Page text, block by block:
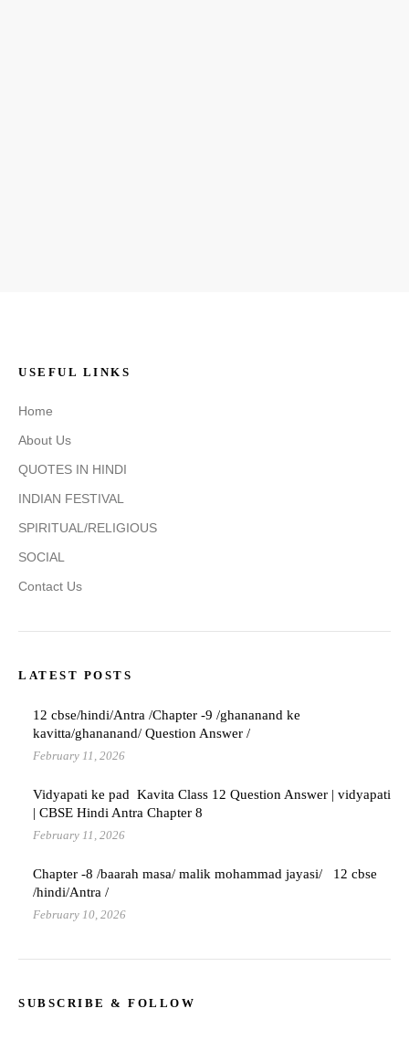
USEFUL LINKS
Home
About Us
QUOTES IN HINDI
INDIAN FESTIVAL
SPIRITUAL/RELIGIOUS
SOCIAL
Contact Us
LATEST POSTS
12 cbse/hindi/Antra /Chapter -9 /ghananand ke
kavitta/ghananand/ Question Answer /
February 11, 2026
Vidyapati ke pad Kavita Class 12 Question Answer | vidyapati
| CBSE Hindi Antra Chapter 8
February 11, 2026
Chapter -8 /baarah masa/ malik mohammad jayasi/ 12 cbse
/hindi/Antra /
February 10, 2026
SUBSCRIBE & FOLLOW